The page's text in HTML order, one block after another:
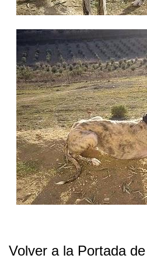
Volver a la Portada